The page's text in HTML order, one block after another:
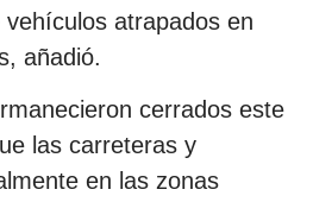
atrapados en
añadió.
cerrados este
las carreteras y
en las zonas